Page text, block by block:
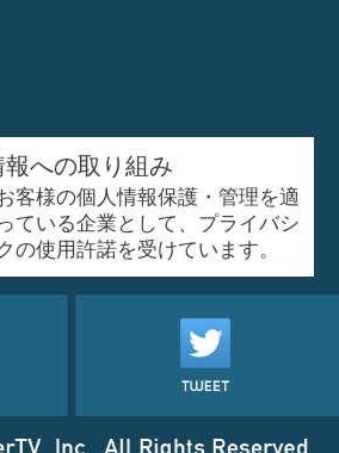
への取り組み
客様の個人情報保護・管理を適
ている企業として、プライバシ
の使用許諾を受けています。